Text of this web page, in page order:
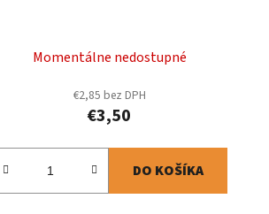
Momentálne nedostupné
€2,85 bez DPH
€3,50
DO KOŠÍKA